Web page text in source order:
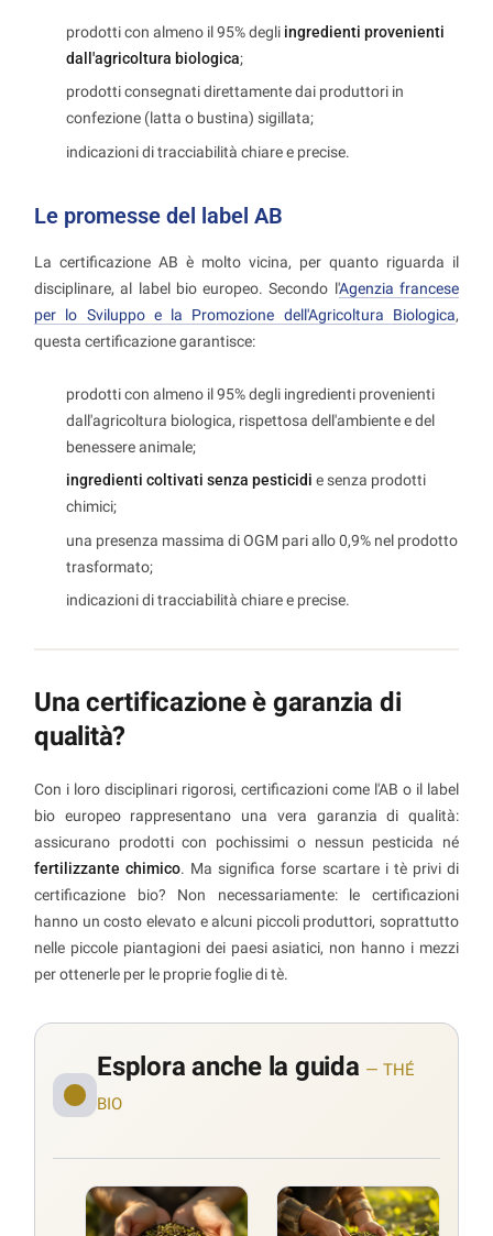
prodotti con almeno il 95% degli ingredienti provenienti
dall'agricoltura biologica;
prodotti consegnati direttamente dai produttori in
confezione (latta o bustina) sigillata;
indicazioni di tracciabilità chiare e precise.
Le promesse del label AB
La certificazione AB è molto vicina, per quanto riguarda il
disciplinare, al label bio europeo. Secondo l'Agenzia francese
per lo Sviluppo e la Promozione dell'Agricoltura Biologica,
questa certificazione garantisce:
prodotti con almeno il 95% degli ingredienti provenienti
dall'agricoltura biologica, rispettosa dell'ambiente e del
benessere animale;
ingredienti coltivati senza pesticidi e senza prodotti
chimici;
una presenza massima di OGM pari allo 0,9% nel prodotto
trasformato;
indicazioni di tracciabilità chiare e precise.
Una certificazione è garanzia di
qualità?
Con i loro disciplinari rigorosi, certificazioni come l'AB o il label
bio europeo rappresentano una vera garanzia di qualità:
assicurano prodotti con pochissimi o nessun pesticida né
fertilizzante chimico. Ma significa forse scartare i tè privi di
certificazione bio? Non necessariamente: le certificazioni
hanno un costo elevato e alcuni piccoli produttori, soprattutto
nelle piccole piantagioni dei paesi asiatici, non hanno i mezzi
per ottenerle per le proprie foglie di tè.
Esplora anche la guida — THÉ
BIO